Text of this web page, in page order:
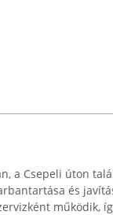
a Csepeli úton
és
működik,